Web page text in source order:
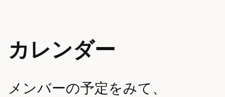
カレンダー
メンバーの予定をみて、